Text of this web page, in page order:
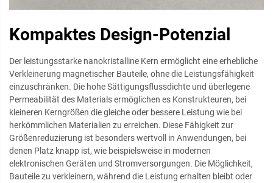
Kompaktes Design-Potenzial
Der leistungsstarke nanokristalline Kern ermöglicht eine erhebliche
Verkleinerung magnetischer Bauteile, ohne die Leistungsfähigkeit
einzuschränken. Die hohe Sättigungsflussdichte und überlegene
Permeabilität des Materials ermöglichen es Konstrukteuren, bei
kleineren Kerngrößen die gleiche oder bessere Leistung wie bei
herkömmlichen Materialien zu erreichen. Diese Fähigkeit zur
Größenreduzierung ist besonders wertvoll in Anwendungen, bei
denen Platz knapp ist, wie beispielsweise in modernen
elektronischen Geräten und Stromversorgungen. Die Möglichkeit,
Bauteile zu verkleinern, während die Leistung erhalten bleibt oder